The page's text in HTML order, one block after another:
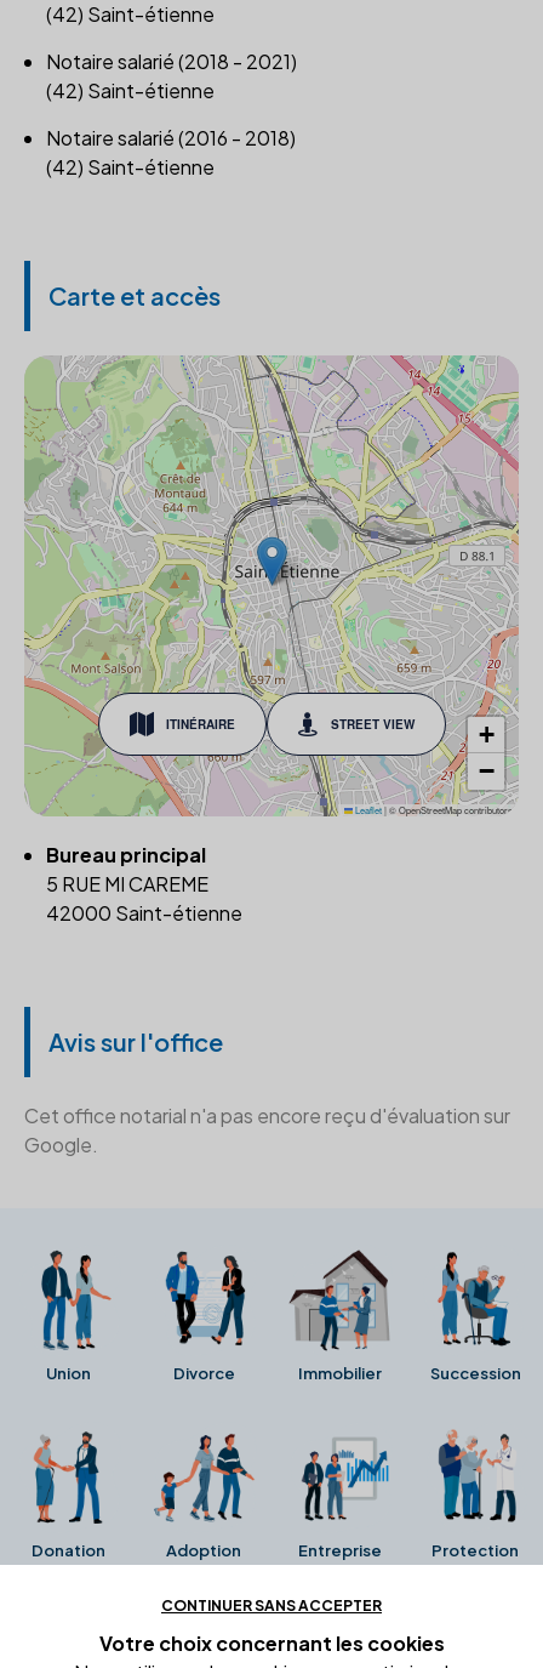
(42) Saint-étienne
Notaire salarié (2018 - 2021)
(42) Saint-étienne
Notaire salarié (2016 - 2018)
(42) Saint-étienne
Carte et accès
ITINÉRAIRE STREET VIEW
+
−
Leaflet|© OpenStreetMap contributors
Bureau principal
5 RUE MI CAREME
42000 Saint-étienne
Avis sur l'office
Cet office notarial n'a pas encore reçu d'évaluation sur
Google.
Union Divorce Immobilier Succession
Donation Adoption Entreprise Protection
Ces avis proviennent directement de la fiche Google
CONTINUER SANS ACCEPTER
Votre choix concernant les cookies